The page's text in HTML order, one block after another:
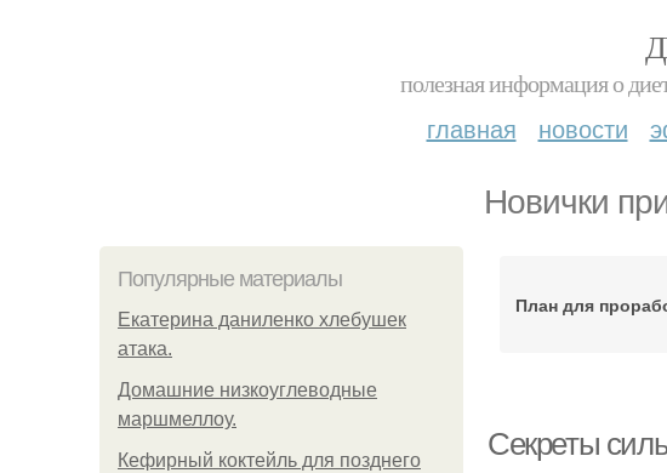
полезная информация о
главная новости
Новички
Популярные материалы
Екатерина даниленко хлебушек
атака.
Домашние низкоуглеводные
маршмеллоу.
Кефирный коктейль для позднего
План для
Секреты